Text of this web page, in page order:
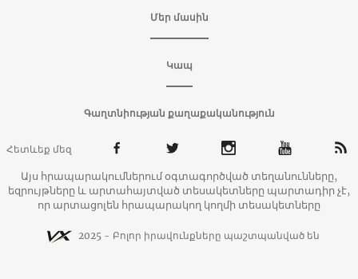
Մեր մասին
Կապ
Գաղտնիության քաղաքականություն
Հետևեք մեզ
Այս հրապարակումներում օգտագործված տեղանունները,
եզրույթները և արտահայտված տեսակետները պարտադիր չէ,
որ արտացոլեն հրապարակող կողմի տեսակետները
2025 - Բոլոր իրավունքները պաշտպանված են